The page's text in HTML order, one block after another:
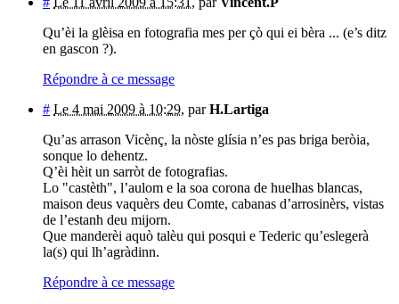
Qu’èi la glèisa en fotografia mes per çò qui ei bèra ... (e’s ditz
en gascon ?).
Répondre à ce message
# Le 4 mai 2009 à 10:29, parH.Lartiga
Qu’as arrason Vicènç, la nòste glísia n’es pas briga beròia,
sonque lo dehentz.
Q’èi hèit un sarròt de fotografias.
Lo "castèth", l’aulom e la soa corona de huelhas blancas,
maison deus vaquèrs deu Comte, cabanas d’arrosinèrs, vistas
de l’estanh deu mijorn.
Que manderèi aquò talèu qui posqui e Tederic qu’eslegerà
la(s) qui lh’agràdinn.
Répondre à ce message